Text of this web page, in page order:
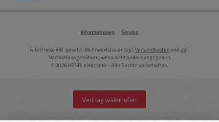
Informationen Service
Alle Preise inkl. gesetzl. Mehrwertsteuer zzgl.Versandkosten und ggf.
Nachnahmegebühren, wenn nicht anders angegeben.
© 2026 HENRI elektronik - Alle Rechte vorbehalten.
Vertrag widerrufen